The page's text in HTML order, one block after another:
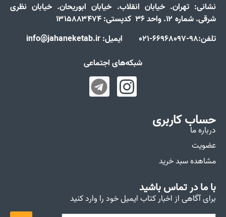
نشانی: تهران. خیابان انقلاب. خیابان ابوریحان. خیابان نظری
شرقی. شماره ۱۲. واحد ۳۶ کدپستی: ۱۳۱۵۸۸۳۴۷۴
تلفن:98-66968097-021 ایمیل: info@jahaneketab.ir
شبکه‌های اجتماعی
حساب کاربری
درباره ما
عضویت
مشاهده سبد خرید
با ما در تماس باشید
برای آگاهی از اخبار کتاب ایمیل خود را وارد کنید